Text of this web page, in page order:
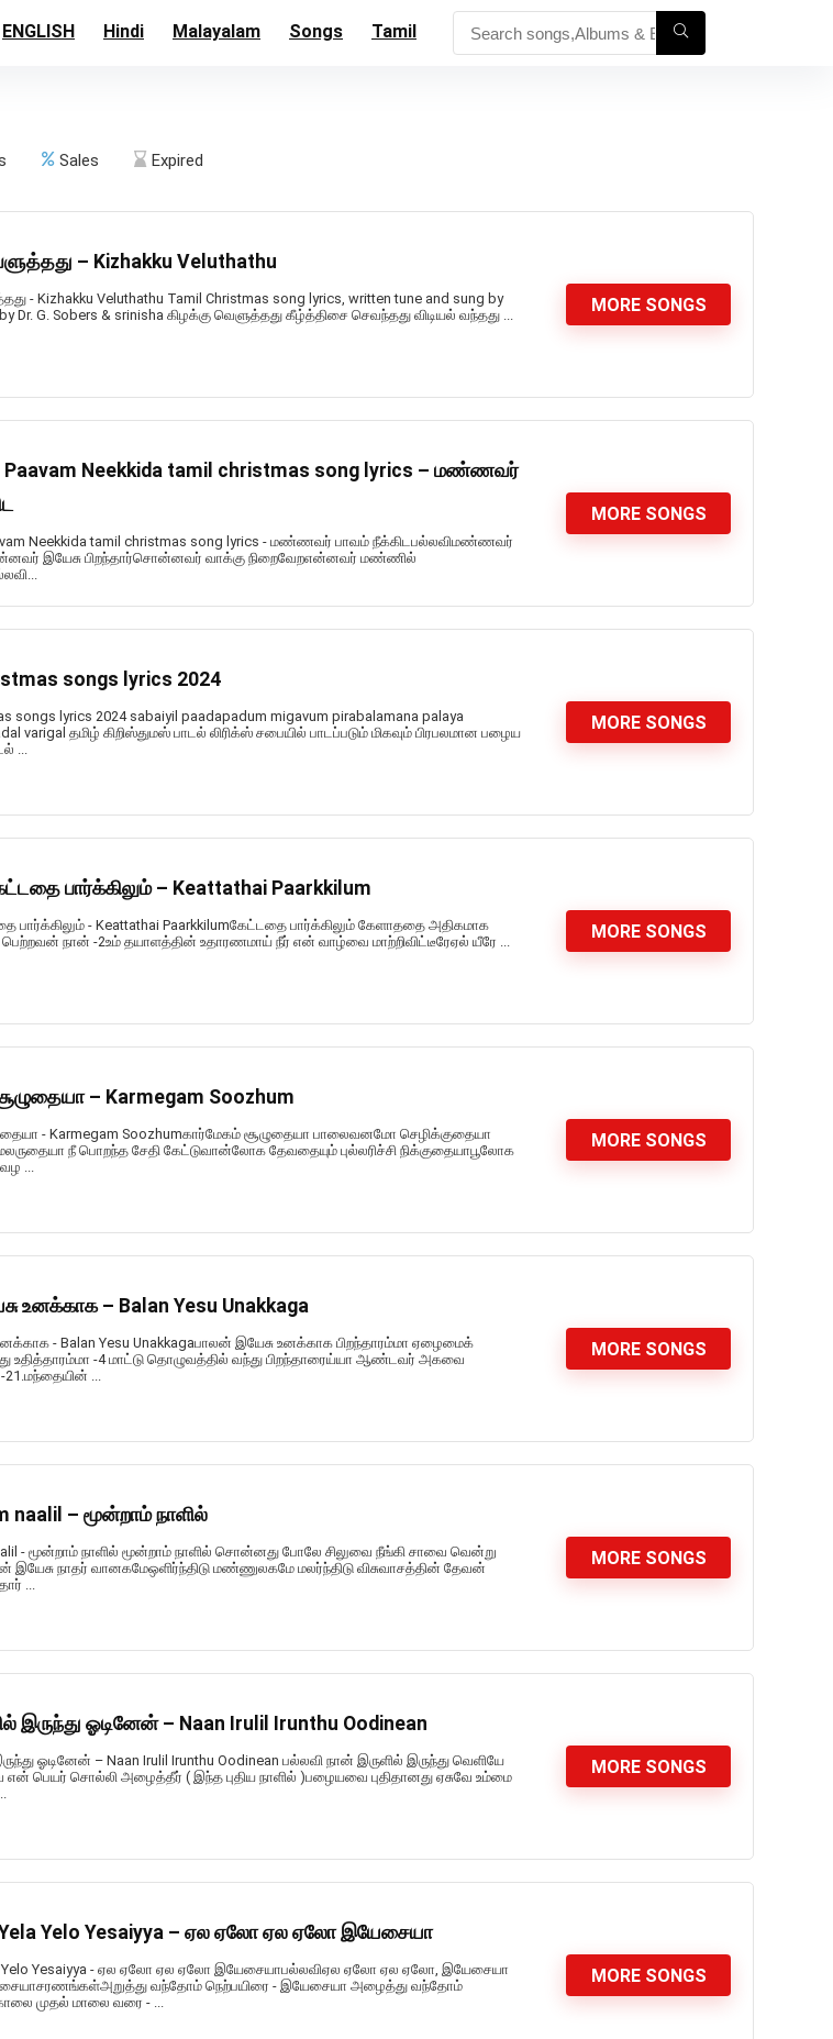
ENGLISH Hindi Malayalam Songs Tamil
Sales Expired
– Kizhakku Veluthathu
- Kizhakku Veluthathu Tamil Christmas song lyrics, written tune and sung by
Dr. G. Sobers & srinisha கிழக்கு வெளுத்தது கீழ்த்திசை செவந்தது விடியல் வந்தது ...
MORE SONGS
Paavam Neekkida tamil christmas song lyrics – மண்ணவர்
Neekkida tamil christmas song lyrics - மண்ணவர் பாவம் நீக்கிடபல்லவிமண்ணவர்
இயேசு பிறந்தார்சொன்னவர் வாக்கு நிறைவேறஎன்னவர் மண்ணில்
MORE SONGS
songs lyrics 2024
songs lyrics 2024 sabaiyil paadapadum migavum pirabalamana palaya
varigal தமிழ் கிறிஸ்துமஸ் பாடல் லிரிக்ஸ் சபையில் பாடப்படும் மிகவும் பிரபலமான பழைய
...
MORE SONGS
பார்க்கிலும் – Keattathai Paarkkilum
பார்க்கிலும் - Keattathai Paarkkilumகேட்டதை பார்க்கிலும் கேளாததை அதிகமாக
நான் -2உம் தயாளத்தின் உதாரணமாய் நீர் என் வாழ்வை மாற்றிவிட்டீரேஏல் யீரே ...
MORE SONGS
– Karmegam Soozhum
- Karmegam Soozhumகார்மேகம் சூழுதையா பாலைவனமோ செழிக்குதையா
மலருதையா நீ பொறந்த சேதி கேட்டுவான்லோக தேவதையும் புல்லரிச்சி நிக்குதையாபூலோக
...
MORE SONGS
உனக்காக – Balan Yesu Unakkaga
- Balan Yesu Unakkagaபாலன் இயேசு உனக்காக பிறந்தாரம்மா ஏழைமைக்
உதித்தாரம்மா -4 மாட்டு தொழுவத்தில் வந்து பிறந்தாரைய்யா ஆண்டவர் அகவை
21.மந்தையின் ...
MORE SONGS
naalil – மூன்றாம் நாளில்
- மூன்றாம் நாளில் மூன்றாம் நாளில் சொன்னது போலே சிலுவை நீங்கி சாவை வென்று
இயேசு நாதர் வானகமேஒளிர்ந்திடு மண்ணுலகமே மலர்ந்திடு விசுவாசத்தின் தேவன்
...
MORE SONGS
இருந்து ஓடினேன் – Naan Irulil Irunthu Oodinean
ஓடினேன் – Naan Irulil Irunthu Oodinean பல்லவி நான் இருளில் இருந்து வெளியே
என் பெயர் சொல்லி அழைத்தீர் ( இந்த புதிய நாளில் )பழையவை புதிதானது ஏசுவே உம்மை
MORE SONGS
Yela Yelo Yesaiyya – ஏல ஏலோ ஏல ஏலோ இயேசையா
Yelo Yesaiyya - ஏல ஏலோ ஏல ஏலோ இயேசையாபல்லவிஏல ஏலோ ஏல ஏலோ, இயேசையா
வந்தோம் நெற்பயிரை - இயேசையா அழைத்து வந்தோம்
முதல் மாலை வரை - ...
MORE SONGS